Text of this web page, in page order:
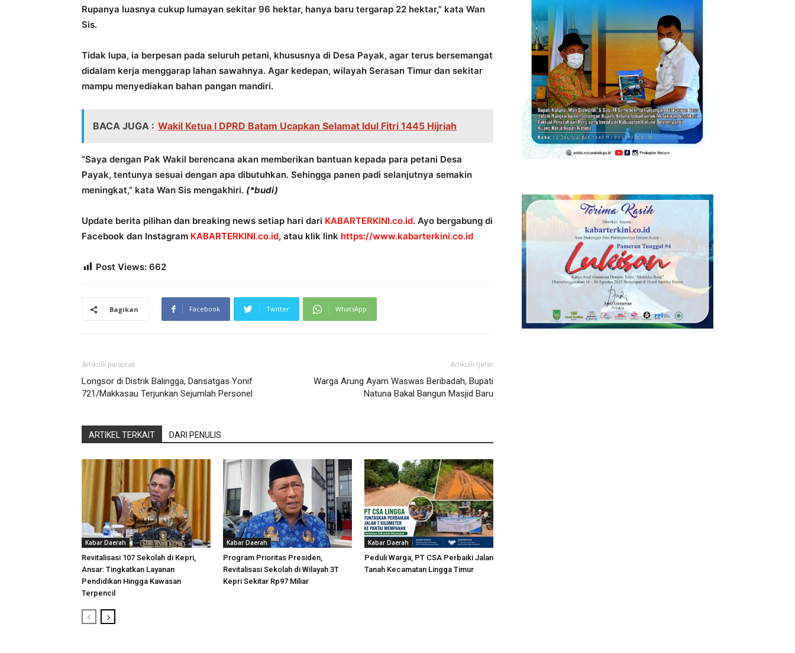
Rupanya luasnya cukup lumayan sekitar 96 hektar, hanya baru tergarap 22 hektar,” kata Wan
Sis.
Tidak lupa, ia berpesan pada seluruh petani, khususnya di Desa Payak, agar terus bersemangat
didalam kerja menggarap lahan sawahnya. Agar kedepan, wilayah Serasan Timur dan sekitar
mampu menyediakan bahan pangan mandiri.
BACA JUGA : Wakil Ketua I DPRD Batam Ucapkan Selamat Idul Fitri 1445 Hijriah
“Saya dengan Pak Wakil berencana akan memberikan bantuan kepada para petani Desa
Payak, tentunya sesuai dengan apa dibutuhkan. Sehingga panen padi selanjutnya semakin
meningkat,” kata Wan Sis mengakhiri. (*budi)
Update berita pilihan dan breaking news setiap hari dari KABARTERKINI.co.id. Ayo bergabung di
Facebook dan Instagram KABARTERKINI.co.id, atau klik link https://www.kabarterkini.co.id
Post Views: 662
Bagikan Facebook Twitter WhatsApp
Artikulli paraprak
Longsor di Distrik Balingga, Dansatgas Yonif
721/Makkasau Terjunkan Sejumlah Personel
Artikulli tjetër
Warga Arung Ayam Waswas Beribadah, Bupati
Natuna Bakal Bangun Masjid Baru
ARTIKEL TERKAIT DARI PENULIS
Kabar Daerah
Revitalisasi 107 Sekolah di Kepri,
Ansar: Tingkatkan Layanan
Pendidikan Hingga Kawasan
Terpencil
Kabar Daerah
Program Prioritas Presiden,
Revitalisasi Sekolah di Wilayah 3T
Kepri Sekitar Rp97 Miliar
Kabar Daerah
Peduli Warga, PT CSA Perbaiki Jalan
Tanah Kecamatan Lingga Timur